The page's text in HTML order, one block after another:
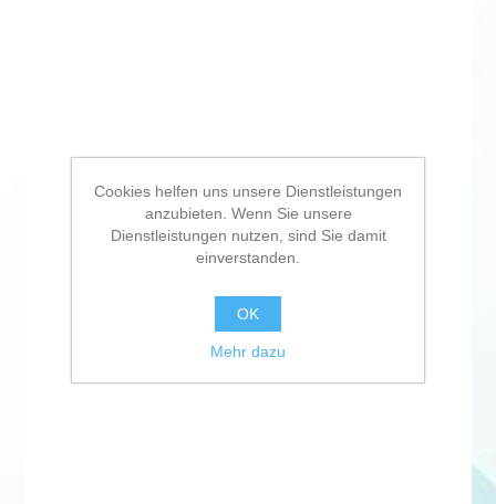
Cookies helfen uns unsere Dienstleistungen
anzubieten. Wenn Sie unsere
Dienstleistungen nutzen, sind Sie damit
einverstanden.
OK
Mehr dazu